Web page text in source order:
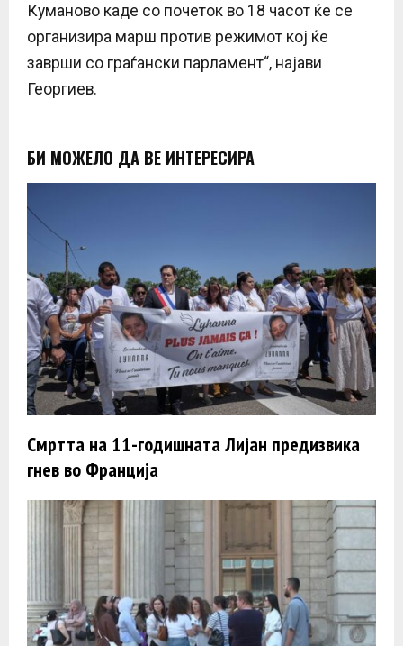
Куманово каде со почеток во 18 часот ќе се
организира марш против режимот кој ќе
заврши со граѓански парламент“, најави
Георгиев.
БИ МОЖЕЛО ДА ВЕ ИНТЕРЕСИРА
Смртта на 11-годишната Лијан предизвика
гнев во Франција